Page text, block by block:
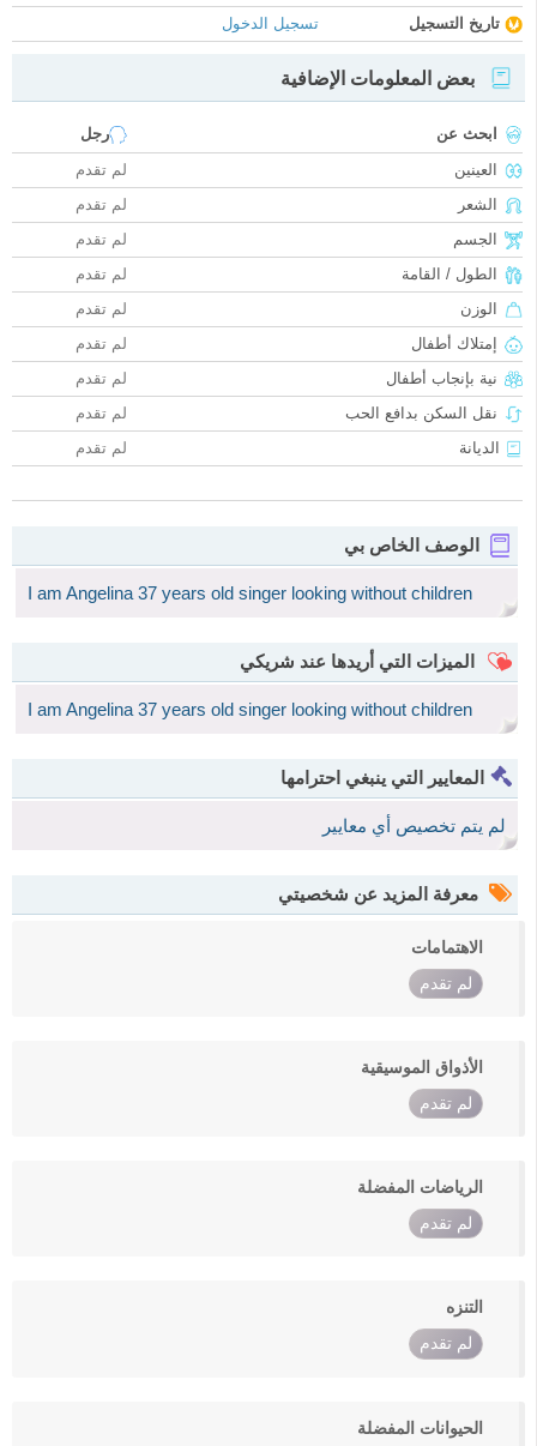
تاريخ التسجيل
تسجيل الدخول
بعض المعلومات الإضافية
ابحث عن
رجل
العينين
لم تقدم
الشعر
لم تقدم
الجسم
لم تقدم
الطول / القامة
لم تقدم
الوزن
لم تقدم
إمتلاك أطفال
لم تقدم
نية بإنجاب أطفال
لم تقدم
نقل السكن بدافع الحب
لم تقدم
الديانة
لم تقدم
الوصف الخاص بي
I am Angelina 37 years old singer looking without children
الميزات التي أريدها عند شريكي
I am Angelina 37 years old singer looking without children
المعايير التي ينبغي احترامها
لم يتم تخصيص أي معايير
معرفة المزيد عن شخصيتي
الاهتمامات
لم تقدم
الأذواق الموسيقية
لم تقدم
الرياضات المفضلة
لم تقدم
التنزه
لم تقدم
الحيوانات المفضلة